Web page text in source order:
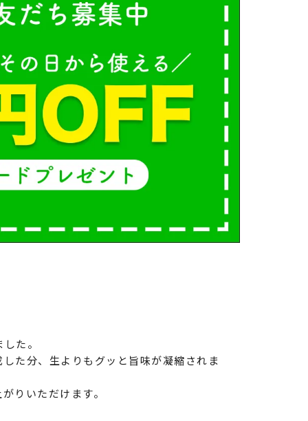
た。
た分、生よりもグッと旨味が凝縮されま
りいただけます。